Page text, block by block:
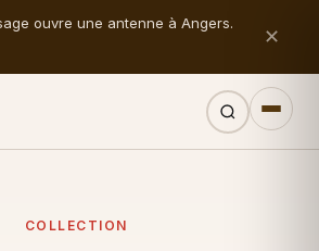
ouvre une antenne à Angers.
✕
COLLECTION